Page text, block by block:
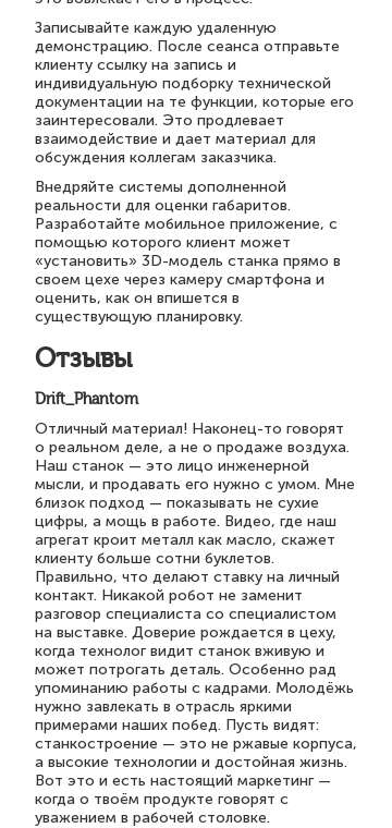
Записывайте каждую удаленную
демонстрацию. После сеанса отправьте
клиенту ссылку на запись и
индивидуальную подборку технической
документации на те функции, которые его
заинтересовали. Это продлевает
взаимодействие и дает материал для
обсуждения коллегам заказчика.
Внедряйте системы дополненной
реальности для оценки габаритов.
Разработайте мобильное приложение, с
помощью которого клиент может
«установить» 3D-модель станка прямо в
своем цехе через камеру смартфона и
оценить, как он впишется в
существующую планировку.
Отзывы
Drift_Phantom
Отличный материал! Наконец-то говорят
о реальном деле, а не о продаже воздуха.
Наш станок — это лицо инженерной
мысли, и продавать его нужно с умом. Мне
близок подход — показывать не сухие
цифры, а мощь в работе. Видео, где наш
агрегат кроит металл как масло, скажет
клиенту больше сотни буклетов.
Правильно, что делают ставку на личный
контакт. Никакой робот не заменит
разговор специалиста со специалистом
на выставке. Доверие рождается в цеху,
когда технолог видит станок вживую и
может потрогать деталь. Особенно рад
упоминанию работы с кадрами. Молодёжь
нужно завлекать в отрасль яркими
примерами наших побед. Пусть видят:
станкостроение — это не ржавые корпуса,
а высокие технологии и достойная жизнь.
Вот это и есть настоящий маркетинг —
когда о твоём продукте говорят с
уважением в рабочей столовке.